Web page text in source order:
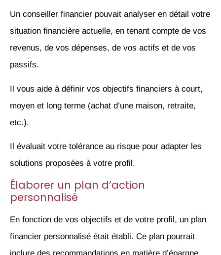
Un conseiller financier pouvait analyser en détail votre
situation financière actuelle, en tenant compte de vos
revenus, de vos dépenses, de vos actifs et de vos
passifs.
Il vous aide à définir vos objectifs financiers à court,
moyen et long terme (achat d’une maison, retraite,
etc.).
Il évaluait votre tolérance au risque pour adapter les
solutions proposées à votre profil.
Élaborer un plan d’action
personnalisé
En fonction de vos objectifs et de votre profil, un plan
financier personnalisé était établi. Ce plan pourrait